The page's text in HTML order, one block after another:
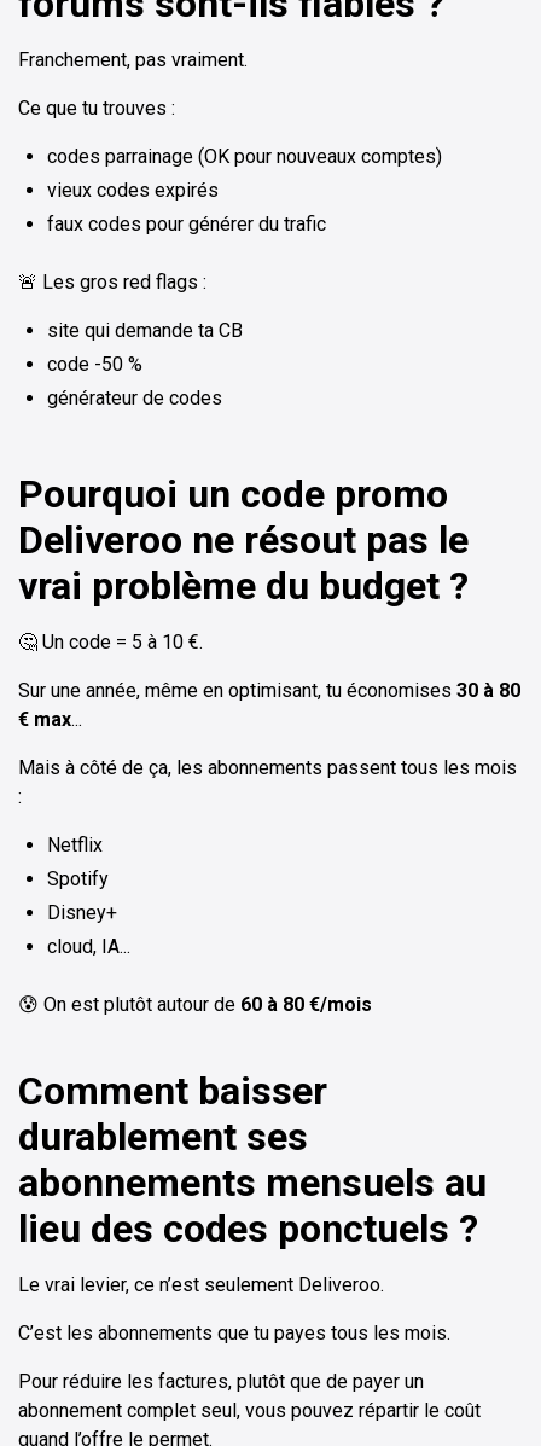
Franchement, pas vraiment.
Ce que tu trouves :
codes parrainage (OK pour nouveaux comptes)
vieux codes expirés
faux codes pour générer du trafic
🚨 Les gros red flags :
site qui demande ta CB
code -50 %
générateur de codes
Pourquoi un code promo
Deliveroo ne résout pas le
vrai problème du budget ?
🤔 Un code = 5 à 10 €.
Sur une année, même en optimisant, tu économises 30 à 80
€ max...
Mais à côté de ça, les abonnements passent tous les mois
:
Netflix
Spotify
Disney+
cloud, IA...
😰 On est plutôt autour de 60 à 80 €/mois
Comment baisser
durablement ses
abonnements mensuels au
lieu des codes ponctuels ?
Le vrai levier, ce n’est seulement Deliveroo.
C’est les abonnements que tu payes tous les mois.
Pour réduire les factures, plutôt que de payer un
abonnement complet seul, vous pouvez répartir le coût
quand l’offre le permet.